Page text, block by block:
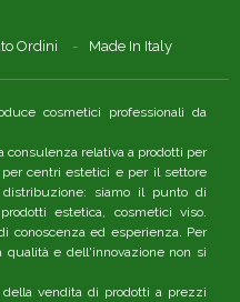
Ordini Made In Italy
cosmetici professionali da
consulenza relativa a prodotti per
centri estetici e per il settore
siamo il punto di
estetica, cosmetici viso.
conoscenza ed esperienza. Per
qualità e dell'innovazione non si
vendita di prodotti a prezzi